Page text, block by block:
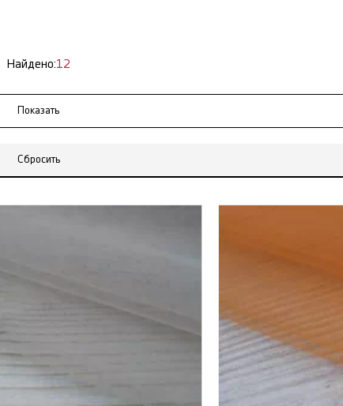
Найдено:12
Сбросить